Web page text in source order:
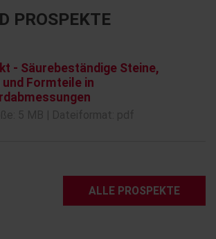
PROSPEKTE
- Säurebeständige Steine,
Formteile in
ALLE PROSPEKTE